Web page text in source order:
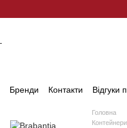
Бренди Контакти Відгуки
Головна